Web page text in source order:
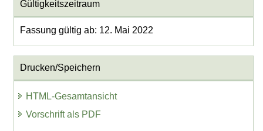
Gültigkeitszeitraum
Fassung gültig ab: 12. Mai 2022
Drucken/Speichern
HTML-Gesamtansicht
Vorschrift als PDF